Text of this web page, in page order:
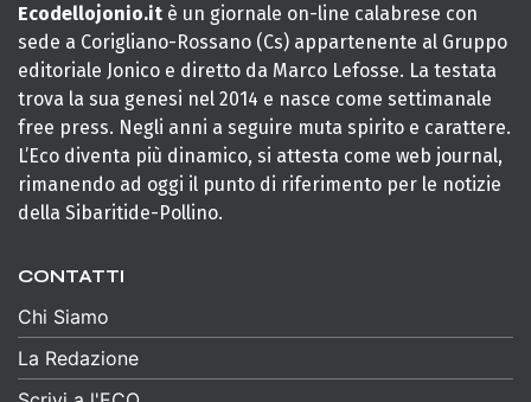
Ecodellojonio.it è un giornale on-line calabrese con
sede a Corigliano-Rossano (Cs) appartenente al Gruppo
editoriale Jonico e diretto da Marco Lefosse. La testata
trova la sua genesi nel 2014 e nasce come settimanale
free press. Negli anni a seguire muta spirito e carattere.
L’Eco diventa più dinamico, si attesta come web journal,
rimanendo ad oggi il punto di riferimento per le notizie
della Sibaritide-Pollino.
CONTATTI
Chi Siamo
La Redazione